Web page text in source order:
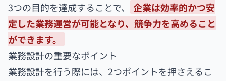
3つの目的を達成することで、
企業は効率的かつ安
定した業務運営が可能となり、競争力を高めること
ができます。
業務設計の重要なポイント
業務設計を行う際には、2つポイントを押さえるこ